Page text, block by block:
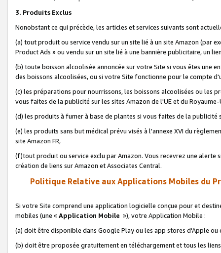
3. Produits Exclus
Nonobstant ce qui précède, les articles et services suivants sont
(a) tout produit ou service vendu sur un site lié à un site Amazon (par
Product Ads » ou vendu sur un site lié à une bannière publicitaire, un
(b) toute boisson alcoolisée annoncée sur votre Site si vous êtes une
des boissons alcoolisées, ou si votre Site fonctionne pour le compte
(c) les préparations pour nourrissons, les boissons alcoolisées ou les
vous faites de la publicité sur les sites Amazon de l'UE et du Royaume-
(d) les produits à fumer à base de plantes si vous faites de la publicité
(e) les produits sans but médical prévu visés à l'annexe XVI du
site Amazon FR,
(f)tout produit ou service exclu par Amazon. Vous recevrez une alerte
création de liens sur Amazon et Associates Central.
Politique Relative aux Applications Mobiles du
Si votre Site comprend une application logicielle conçue pour et
mobiles (une « Application Mobile »), votre Application Mobile :
(a) doit être disponible dans Google Play ou les app stores d'Apple ou
(b) doit être proposée gratuitement en téléchargement et tous les